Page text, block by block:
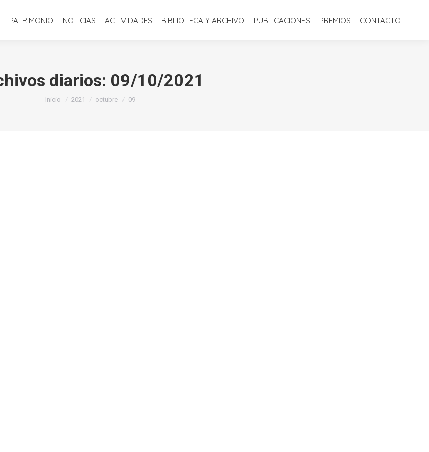
PATRIMONIO NOTICIAS ACTIVIDADES BIBLIOTECA Y ARCHIVO PUBLICACIONES PREMIOS CONTACTO
diarios: 09/10/2021
Estás aquí:
Inicio 2021 octubre 09
LA ACADEMIA PATRIMONIO NOTICIAS ACTIVIDADES BIBLIOTECA Y ARCHIVO PUBLICACIONES PREMIOS